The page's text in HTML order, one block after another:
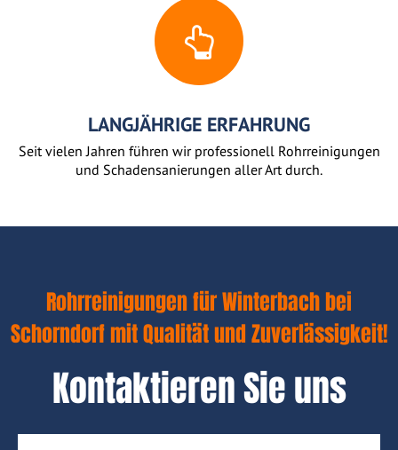
LANGJÄHRIGE ERFAHRUNG
Seit vielen Jahren führen wir professionell Rohrreinigungen
und Schadensanierungen aller Art durch.
Rohrreinigungen für Winterbach bei
Schorndorf mit Qualität und Zuverlässigkeit!
Kontaktieren Sie uns